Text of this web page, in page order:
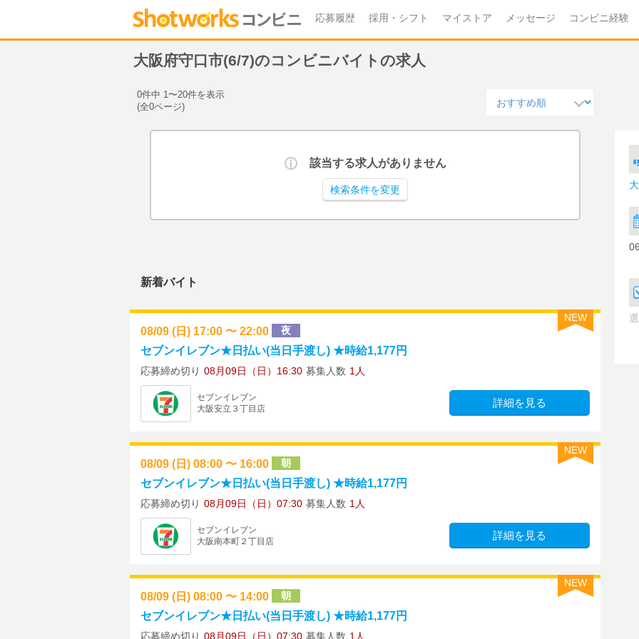
応募履歴 採用・シフト マイストア メッセージ コンビニ経験
大阪府守口市(6/7)のコンビニバイトの求人
0件中 1〜20件を表示
(全0ページ)
該当する求人がありません
検索条件を変更
新着バイト
NEW
08/09 (日) 17:00 〜 22:00 夜
セブンイレブン★日払い(当日手渡し) ★時給1,177円
応募締め切り 08月09日（日）16:30 募集人数 1人
セブンイレブン
大阪安立３丁目店
詳細を見る
NEW
08/09 (日) 08:00 〜 16:00 朝
セブンイレブン★日払い(当日手渡し) ★時給1,177円
応募締め切り 08月09日（日）07:30 募集人数 1人
セブンイレブン
大阪南本町２丁目店
詳細を見る
NEW
08/09 (日) 08:00 〜 14:00 朝
セブンイレブン★日払い(当日手渡し) ★時給1,177円
応募締め切り 08月09日（日）07:30 募集人数 1人